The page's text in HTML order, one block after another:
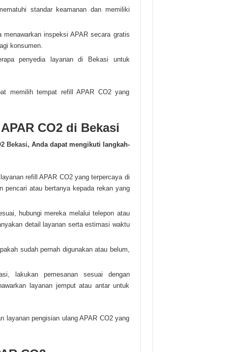
standar keamanan dan memiliki
inspeksi APAR secara gratis
konsumen.
penyedia layanan di Bekasi untuk
memilih tempat refill APAR CO2 yang
CO2 di Bekasi
Bekasi, Anda dapat mengikuti langkah-
refill APAR CO2 yang terpercaya di
pencari atau bertanya kepada rekan yang
hubungi mereka melalui telepon atau
detail layanan serta estimasi waktu
sudah pernah digunakan atau belum,
lakukan pemesanan sesuai dengan
layanan jemput atau antar untuk
layanan pengisian ulang APAR CO2 yang